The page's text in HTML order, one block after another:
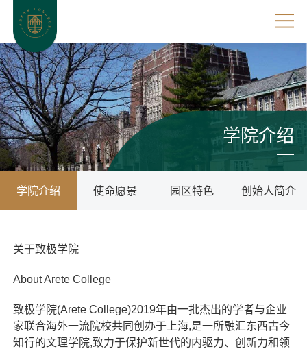
学院介绍
学院介绍 使命愿景 园区特色 创始人简介
关于致极学院
About Arete College
致极学院(Arete College)2019年由一批杰出的学者与企业
家联合海外一流院校共同创办于上海,是一所融汇东西古今
知行的文理学院,致力于保护新世代的内驱力、创新力和领